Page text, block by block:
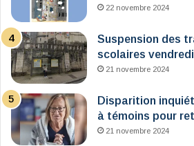
22 novembre 2024
Suspension des
scolaires
21 novembre 2024
Disparition
à témoins pour
21 novembre 2024